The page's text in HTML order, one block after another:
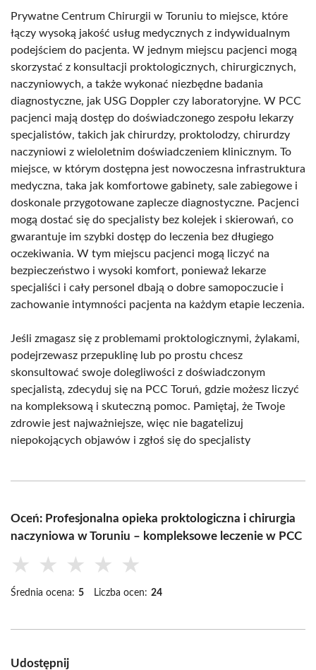
Prywatne Centrum Chirurgii w Toruniu to miejsce, które
łączy wysoką jakość usług medycznych z indywidualnym
podejściem do pacjenta. W jednym miejscu pacjenci mogą
skorzystać z konsultacji proktologicznych, chirurgicznych,
naczyniowych, a także wykonać niezbędne badania
diagnostyczne, jak USG Doppler czy laboratoryjne. W PCC
pacjenci mają dostęp do doświadczonego zespołu lekarzy
specjalistów, takich jak chirurdzy, proktolodzy, chirurdzy
naczyniowi z wieloletnim doświadczeniem klinicznym. To
miejsce, w którym dostępna jest nowoczesna infrastruktura
medyczna, taka jak komfortowe gabinety, sale zabiegowe i
doskonale przygotowane zaplecze diagnostyczne. Pacjenci
mogą dostać się do specjalisty bez kolejek i skierowań, co
gwarantuje im szybki dostęp do leczenia bez długiego
oczekiwania. W tym miejscu pacjenci mogą liczyć na
bezpieczeństwo i wysoki komfort, ponieważ lekarze
specjaliści i cały personel dbają o dobre samopoczucie i
zachowanie intymności pacjenta na każdym etapie leczenia.
Jeśli zmagasz się z problemami proktologicznymi, żylakami,
podejrzewasz przepuklinę lub po prostu chcesz
skonsultować swoje dolegliwości z doświadczonym
specjalistą, zdecyduj się na PCC Toruń, gdzie możesz liczyć
na kompleksową i skuteczną pomoc. Pamiętaj, że Twoje
zdrowie jest najważniejsze, więc nie bagatelizuj
niepokojących objawów i zgłoś się do specjalisty
Oceń: Profesjonalna opieka proktologiczna i chirurgia
naczyniowa w Toruniu – kompleksowe leczenie w PCC
★ ★ ★ ★ ★
Średnia ocena: 5 Liczba ocen: 24
Udostępnij